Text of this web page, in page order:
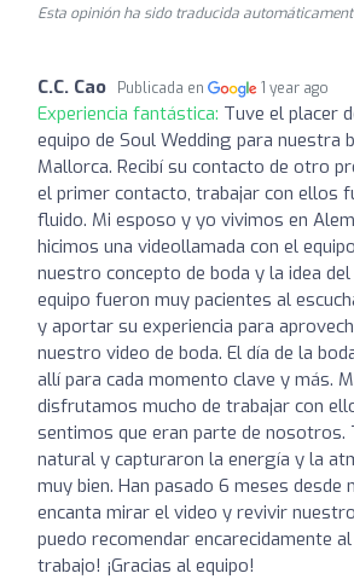
Esta opinión ha sido traducida
C.C. Cao Publicada en 1 year ago
Experiencia fantástica: Tuve el placer
equipo de Soul Wedding para nuestra
Mallorca. Recibí su contacto de otro
el primer contacto, trabajar con ellos
fluido. Mi esposo y yo vivimos en
hicimos una videollamada con el
nuestro concepto de boda y la idea
equipo fueron muy pacientes al
y aportar su experiencia para
nuestro video de boda. El día de la
allí para cada momento clave y más.
disfrutamos mucho de trabajar con
sentimos que eran parte de nosotros.
natural y capturaron la energía y la
muy bien. Han pasado 6 meses desde
encanta mirar el video y revivir
puedo recomendar encarecidamente
trabajo! ¡Gracias al equipo!